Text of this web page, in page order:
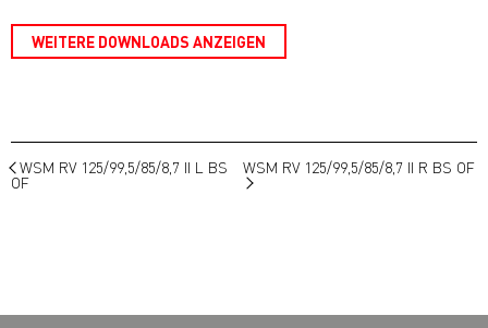
WEITERE DOWNLOADS ANZEIGEN
WSM RV 125/99,5/85/8,7 II L BS
OF
WSM RV 125/99,5/85/8,7 II R BS OF